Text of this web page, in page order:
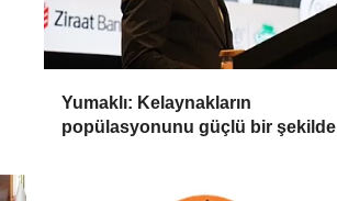
Yumaklı: Kelaynakların
popülasyonunu güçlü bir şekilde